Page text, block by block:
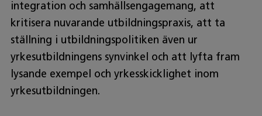
integration och samhällsengagemang, att
kritisera nuvarande utbildningspraxis, att ta
ställning i utbildningspolitiken även ur
yrkesutbildningens synvinkel och att lyfta fram
lysande exempel och yrkesskicklighet inom
yrkesutbildningen.